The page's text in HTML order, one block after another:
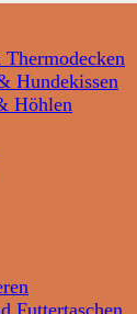
Hundekissen
Höhlen